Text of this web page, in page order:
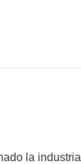
la